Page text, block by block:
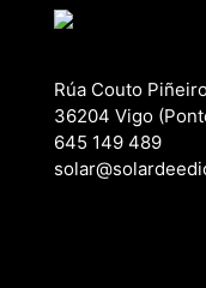
Rúa Couto
36204 Vigo
645 149 489